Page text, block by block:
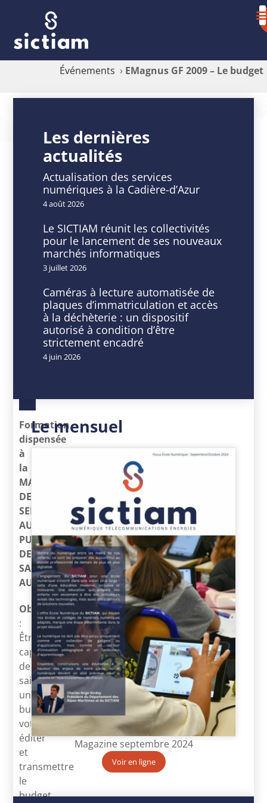
Événements › EMagnus GF 2009 – Le budget
2009
budget
DATE
16
Jan
2025
Expiré!
HEURE
9
h
00
min
-
16
min
Formation
dispensée
à
la
MAISON
DES
SERVICES
AU
PUBLIC
DE
SAINT
AUBAN
Objectifs
:
Être
capable
de
saisir
un
budget,
voter,
éditer
et
transmettre
le
budget.
Les dernières
actualités
Actualisation des services
numériques à la Cadière-d’Azur
4 août 2026
Le SICTIAM réunit les collectivités
pour le lancement de ses nouveaux
marchés informatiques
3 juillet 2026
Caméras à lecture automatisée de
plaques d’immatriculation et accès
à la déchèterie : un dispositif
autorisé à condition d’être
strictement encadré
4 juin 2026
Le mensuel
Magazine septembre 2024
Voir en ligne